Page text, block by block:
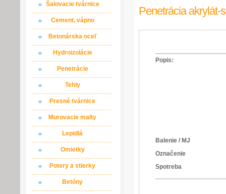
Šalovacie tvárnice
Cement, vápno
Betonárska oceľ
Hydroizolácie
Penetrácie
Tehly
Presné tvárnice
Murovacie malty
Lepidlá
Omietky
Potery a stierky
Betóny
Penetrácia akrylát-
Popis:
Balenie / MJ
Označenie
Spotreba